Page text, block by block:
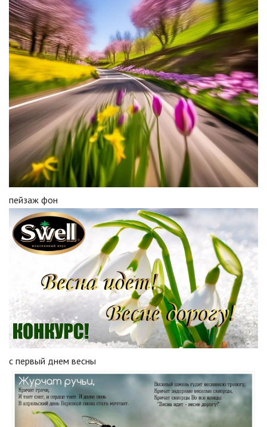
пейзаж фон
с первый днем весны